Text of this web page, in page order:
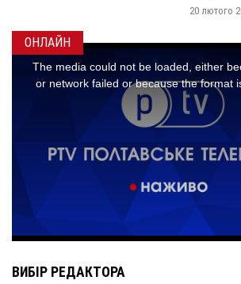
20 лютого 2024
ОНЛАЙН
ВИБІР РЕДАКТОРА